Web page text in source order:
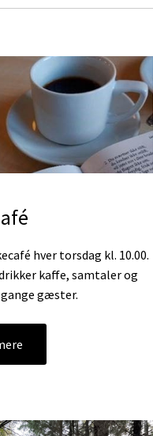
hver torsdag kl. 10.00.
kaffe, samtaler og
gæster.